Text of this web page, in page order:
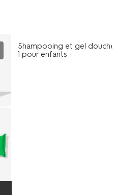
Shampooing et gel
1 pour enfants